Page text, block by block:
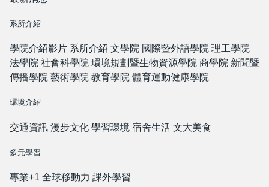
系所介紹
學院介紹影片 系所介紹 文學院 國際暨外語學院 理工學院
法學院 社會科學院 環境規劃暨生物資源學院 商學院 新聞暨
傳播學院 藝術學院 教育學院 體育運動健康學院
環境介紹
交通資訊 漫步文化 學習環境 宿舍生活 文大美食
多元學習
專業+1 全球移動力 課外學習